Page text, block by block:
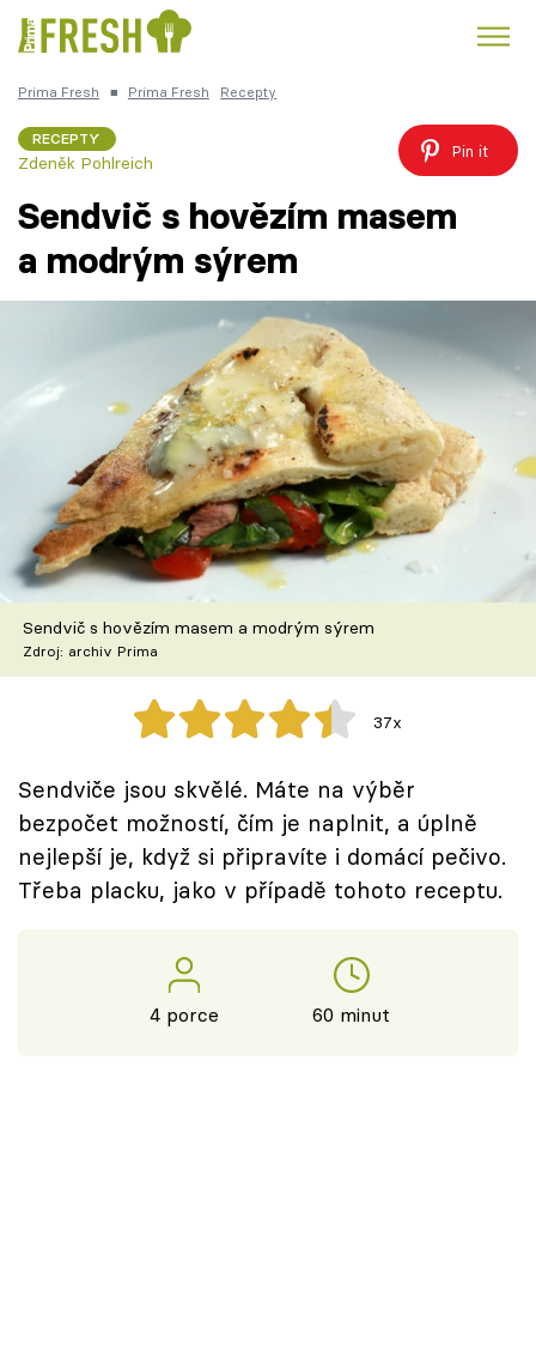
Česká kuchyně
Recepty
TV Program
Škola vaření
Recepty z TV
Speciál: Cuketa
Těhotnej kuchař
Sledujte prima+
Přihlášení
Prima Fresh ■ Prima Fresh Recepty
RECEPTY
Zdeněk Pohlreich
Pin it
Sendvič s hovězím masem
a modrým sýrem
Sendvič s hovězím masem a modrým sýrem
Zdroj: archiv Prima
37x
Sendviče jsou skvělé. Máte na výběr
bezpočet možností, čím je naplnit, a úplně
nejlepší je, když si připravíte i domácí pečivo.
Třeba placku, jako v případě tohoto receptu.
4 porce 60 minut